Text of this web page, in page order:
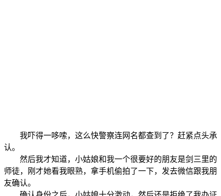
我吓得一哆嗦，这么快警察连网名都查到了？赶紧点头承
认。
然后我才知道，小姑娘和我一个很要好的朋友是剑三里的
师徒，刚才她看我眼熟，拿手机偷拍了一下，发去微信跟我朋
友确认。